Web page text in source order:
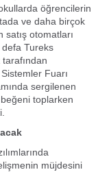
öğrencilerin
ve daha birçok
satış otomatları
defa Tureks
tarafından
Fuarı
sergilenen
toplarken
müjdesini